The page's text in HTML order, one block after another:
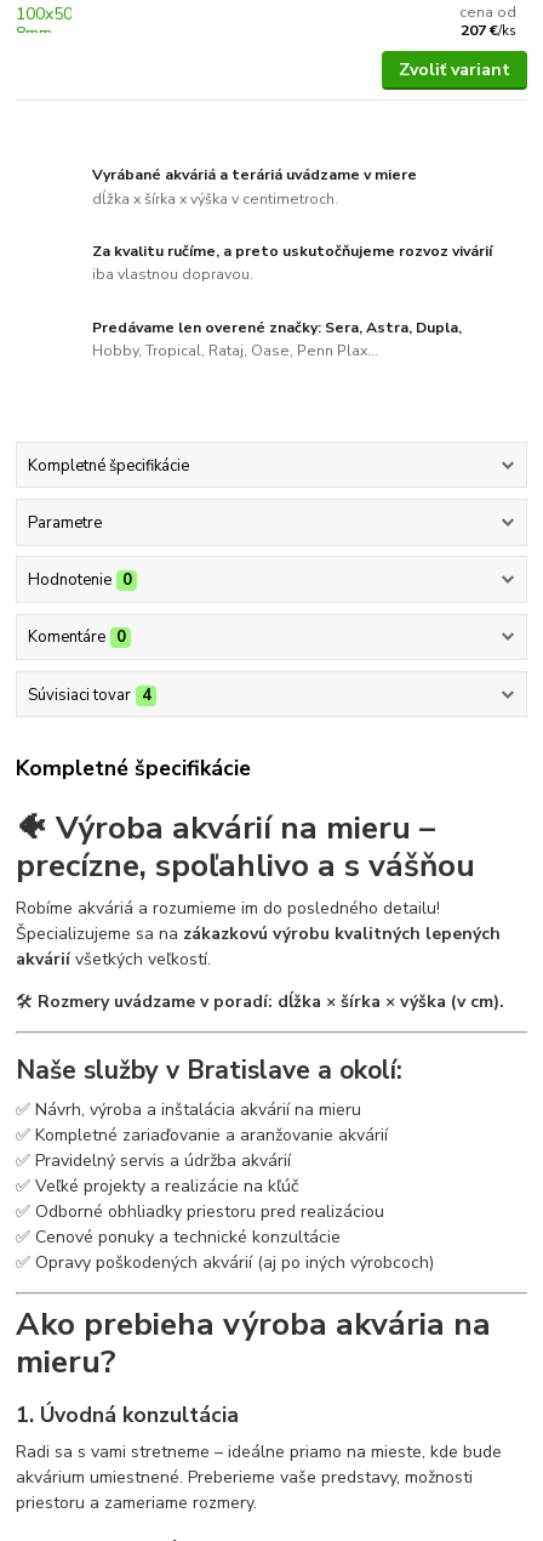
cena od
207 €/ks
Zvoliť variant
Vyrábané akváriá a teráriá uvádzame v miere
dĺžka x šírka x výška v centimetroch.
Za kvalitu ručíme, a preto uskutočňujeme rozvoz vivárií
iba vlastnou dopravou.
Predávame len overené značky: Sera, Astra, Dupla,
Hobby, Tropical, Rataj, Oase, Penn Plax...
Kompletné špecifikácie
Parametre
Hodnotenie 0
Komentáre 0
Súvisiaci tovar 4
Kompletné špecifikácie
🐠 Výroba akvárií na mieru –
precízne, spoľahlivo a s vášňou
Robíme akváriá a rozumieme im do posledného detailu!
Špecializujeme sa na zákazkovú výrobu kvalitných lepených
akváriívšetkých veľkostí.
🛠 Rozmery uvádzame v poradí: dĺžka × šírka × výška (v cm).
Naše služby v Bratislave a okolí:
✅ Návrh, výroba a inštalácia akvárií na mieru
✅ Kompletné zariaďovanie a aranžovanie akvárií
✅ Pravidelný servis a údržba akvárií
✅ Veľké projekty a realizácie na kľúč
✅ Odborné obhliadky priestoru pred realizáciou
✅ Cenové ponuky a technické konzultácie
✅ Opravy poškodených akvárií (aj po iných výrobcoch)
Ako prebieha výroba akvária na
mieru?
1. Úvodná konzultácia
Radi sa s vami stretneme – ideálne priamo na mieste, kde bude
akvárium umiestnené. Preberieme vaše predstavy, možnosti
priestoru a zameriame rozmery.